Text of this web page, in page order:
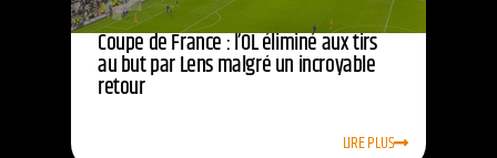
Coupe de France : l’OL éliminé aux tirs
au but par Lens malgré un incroyable
retour
LIRE PLUS